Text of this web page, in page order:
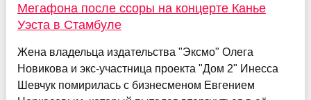
Мегафона после ссоры на концерте Канье
Уэста в Стамбуле
Жена владельца издательства "Эксмо" Олега
Новикова и экс-участница проекта "Дом 2" Инесса
Шевчук помирилась с бизнесменом Евгением